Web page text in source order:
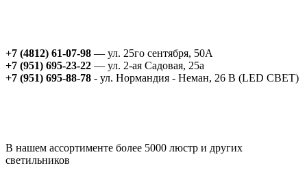
+7 (4812) 61-07-98 — ул. 25го сентября, 50А
+7 (951) 695-23-22 — ул. 2-ая Садовая, 25а
+7 (951) 695-88-78 - ул. Нормандия - Неман, 26 В (LED СВЕТ)
В нашем ассортименте более 5000 люстр и других
светильников